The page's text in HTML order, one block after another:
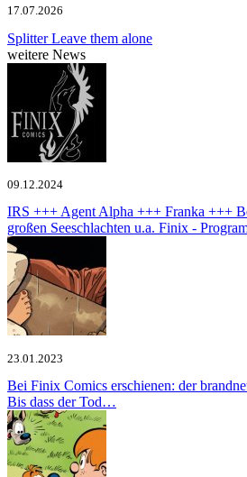
17.07.2026
SplitterLeave them alone
weitere News
09.12.2024
IRS +++ Agent Alpha +++ Franka +++
großen Seeschlachten u.a. Finix -
23.01.2023
Bei Finix Comics erschienen: der
Bis dass der Tod…